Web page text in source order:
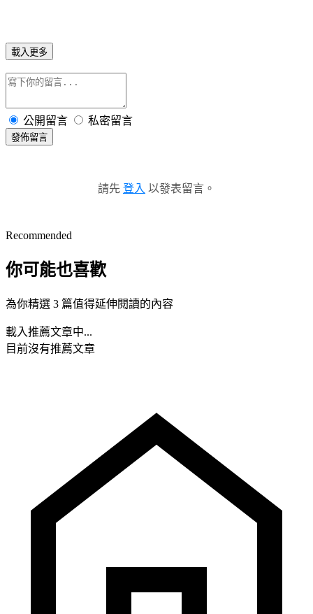
載入更多
公開留言 私密留言
發佈留言
請先 登入 以發表留言。
Recommended
你可能也喜歡
為你精選 3 篇值得延伸閱讀的內容
載入推薦文章中...
目前沒有推薦文章